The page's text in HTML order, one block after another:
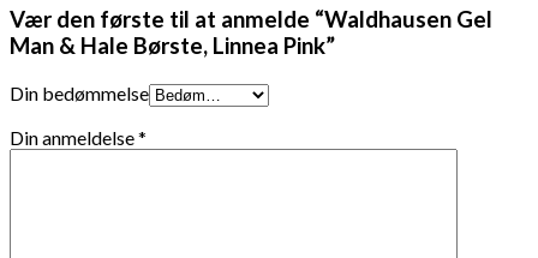
Vær den første til at anmelde “Waldhausen Gel
Man & Hale Børste, Linnea Pink”
Din bedømmelse
Din anmeldelse*